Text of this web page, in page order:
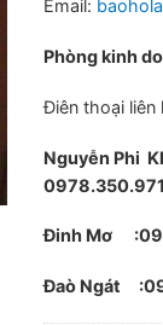
Email:
Phòng kinh
Điên thoại liên
Nguyễn Phi
Đinh Mơ
Đaò Ngát